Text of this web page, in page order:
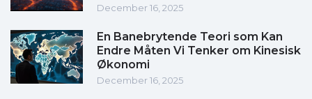
December 16, 2025
En Banebrytende Teori som Kan
Endre Måten Vi Tenker om Kinesisk
Økonomi
December 16, 2025